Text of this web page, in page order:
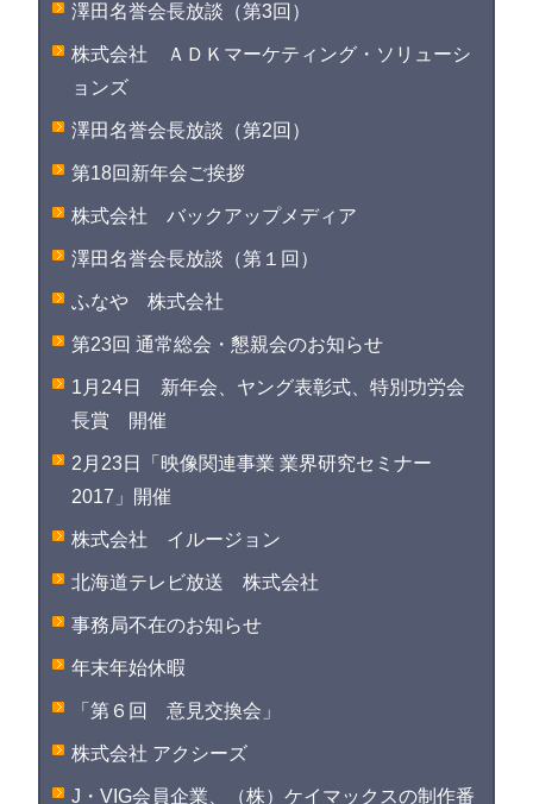
澤田名誉会長放談（第3回）
株式会社 ＡＤＫマーケティング・ソリューシ
ョンズ
澤田名誉会長放談（第2回）
第18回新年会ご挨拶
株式会社 バックアップメディア
澤田名誉会長放談（第１回）
ふなや 株式会社
第23回 通常総会・懇親会のお知らせ
1月24日 新年会、ヤング表彰式、特別功労会
長賞 開催
2月23日「映像関連事業 業界研究セミナー
2017」開催
株式会社 イルージョン
北海道テレビ放送 株式会社
事務局不在のお知らせ
年末年始休暇
「第６回 意見交換会」
株式会社 アクシーズ
J・VIG会員企業、（株）ケイマックスの制作番